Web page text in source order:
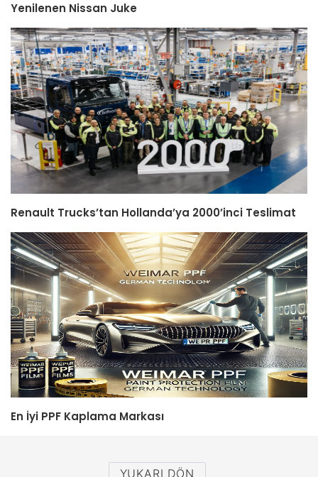
Yenilenen Nissan Juke
Renault Trucks’tan Hollanda’ya 2000’inci Teslimat
En İyi PPF Kaplama Markası
YUKARI DÖN